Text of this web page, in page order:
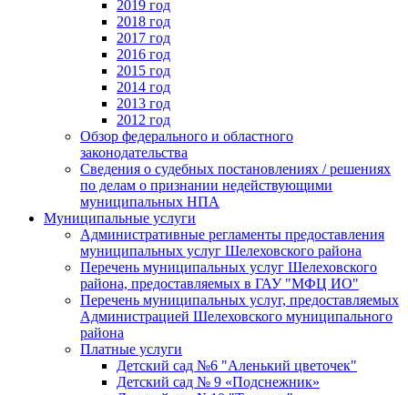
2019 год
2018 год
2017 год
2016 год
2015 год
2014 год
2013 год
2012 год
Обзор федерального и областного
законодательства
Сведения о судебных постановлениях / решениях
по делам о признании недействующими
муниципальных НПА
Муниципальные услуги
Административные регламенты предоставления
муниципальных услуг Шелеховского района
Перечень муниципальных услуг Шелеховского
района, предоставляемых в ГАУ "МФЦ ИО"
Перечень муниципальных услуг, предоставляемых
Администрацией Шелеховского муниципального
района
Платные услуги
Детский сад №6 "Аленький цветочек"
Детский сад № 9 «Подснежник»